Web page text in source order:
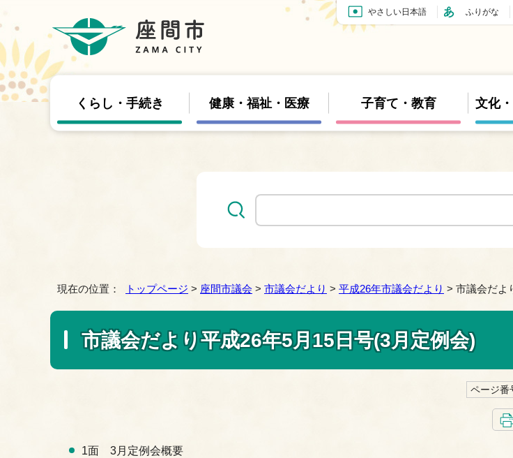
やさしい日本語 ふりがな
くらし・手続き 健康・福祉・医療 子育て・教育 文化
現在の位置： トップページ > 座間市議会 > 市議会だより > 平成26年市議会だより > 市議会だよ
市議会だより平成26年5月15日号(3月定例会)
ページ番
1面 3月定例会概要